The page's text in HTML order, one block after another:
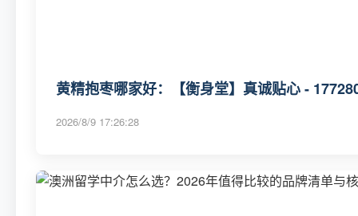
黄精抱枣哪家好：【衡身堂】真诚贴心 -
2026/8/9 17:26:28